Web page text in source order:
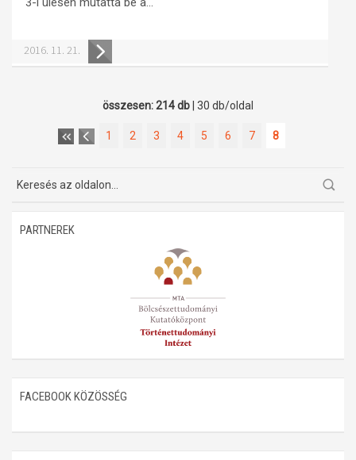
2016. 11. 21.
összesen: 214 db | 30 db/oldal
1 2 3 4 5 6 7 8
PARTNEREK
FACEBOOK KÖZÖSSÉG